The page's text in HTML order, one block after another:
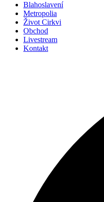
Blahoslavení
Metropolia
Život Cirkvi
Obchod
Livestream
Kontakt